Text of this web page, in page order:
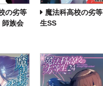
の劣等
師族会
魔法科高校の劣等
生SS